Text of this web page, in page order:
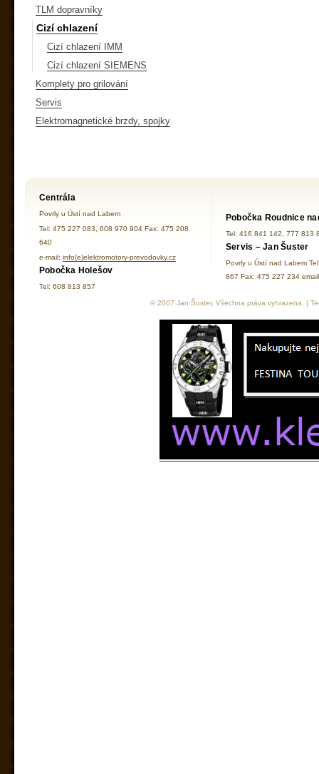
TLM dopravníky
Cizí chlazení
Cizí chlazení IMM
Cizí chlazení SIEMENS
Komplety pro grilování
Servis
Elektromagnetické brzdy, spojky
Centrála
Povrly u Ústí nad Labem
Tel: 475 227 083, 608 970 904 Fax: 475 208
640
e-mail: info(e)elektromotory-prevodovky.cz
Pobočka Holešov
Tel: 608 813 857
Pobočka Roudnice
Tel: 416 841 142, 777 813
Servis – Jan Šuster
Povrly u Ústí nad Labem
867 Fax: 475 227 234
© 2007 Jan Šuster, Všechna práva vyhrazena. |